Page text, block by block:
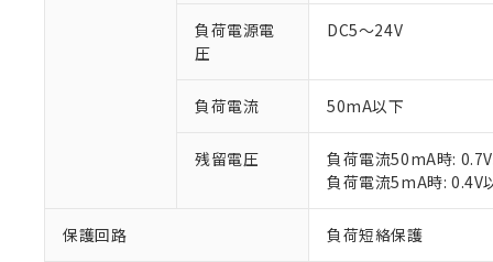
負荷電源電
圧
DC5～24V
負荷電流 50mA以下
残留電圧
負荷電流50mA時:
負荷電流5mA時: 0.4V
保護回路 負荷短絡保護
本サービス
くものです。
当社制御機
在庫状況お
のであり、
い。
正式な納期
当社販売員に
仕入先様の事情に
があります。
鉛(Pb) 1000ppm以下、
フタル酸ビス(2-エチル
ル（DBP） 1000ppm以
但し、RoHS指令で産業
フタル酸エステル類の
※1 中国
「×」：最大均質
「－」：未確認で
*中国RoHS10物質の基
Pb(鉛) :1000ppm、 Hg(
Cr(Ⅵ)(六価クロム) :
DEHP(フタル酸ビス(2-
う）を輸出
などの必要
当社は規制
ます。
当社は貴社
置等に一切使